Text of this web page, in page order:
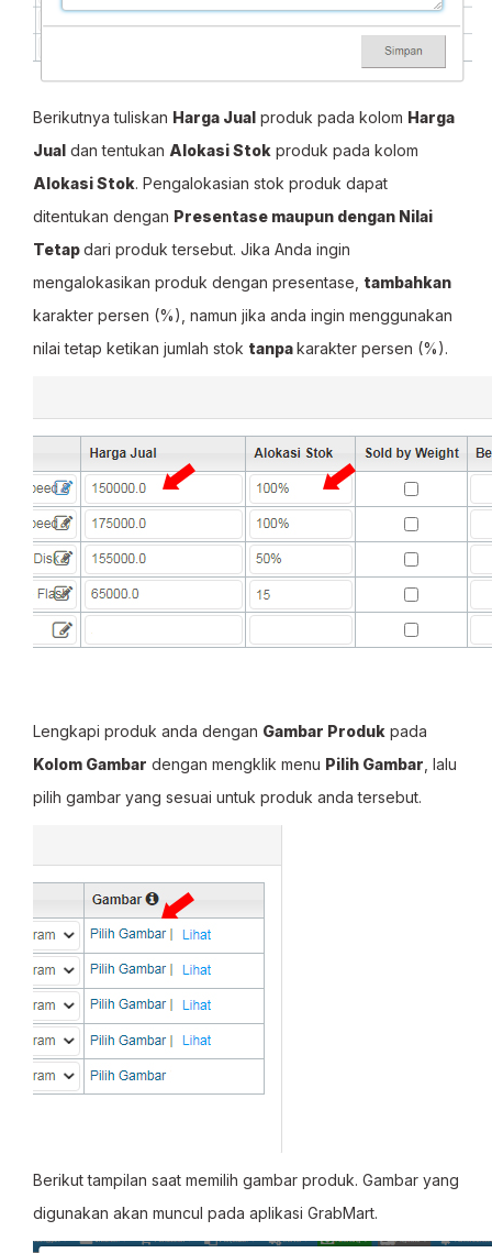
Berikutnya tuliskan Harga Jual produk pada kolom Harga
Jual dan tentukan Alokasi Stok produk pada kolom
Alokasi Stok. Pengalokasian stok produk dapat
ditentukan dengan Presentase maupun dengan Nilai
Tetapdari produk tersebut. Jika Anda ingin
mengalokasikan produk dengan presentase, tambahkan
karakter persen (%), namun jika anda ingin menggunakan
nilai tetap ketikan jumlah stok tanpakarakter persen (%).
Lengkapi produk anda dengan Gambar Produk pada
Kolom Gambar dengan mengklik menu Pilih Gambar , lalu
pilih gambar yang sesuai untuk produk anda tersebut.
Berikut tampilan saat memilih gambar produk. Gambar yang
digunakan akan muncul pada aplikasi GrabMart.